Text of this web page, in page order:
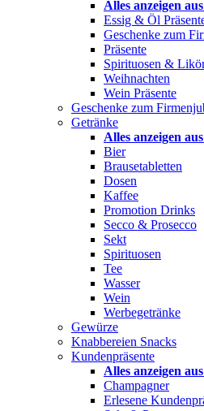
Alles anzeigen
Essig & Öl
Geschenke zum
Präsente
Spirituosen &
Weihnachten
Wein Präsente
Geschenke zum
Getränke
Alles anzeigen
Bier
Brausetabletten
Dosen
Kaffee
Promotion Drinks
Secco & Prosecco
Sekt
Spirituosen
Tee
Wasser
Wein
Werbegetränke
Gewürze
Knabbereien Snacks
Kundenpräsente
Alles anzeigen
Champagner
Erlesene